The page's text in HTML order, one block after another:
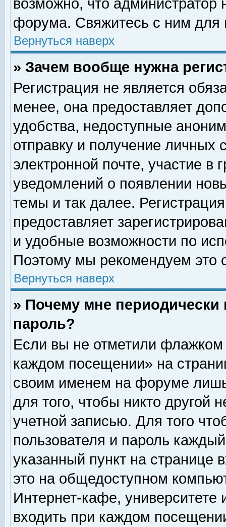
возможно, что
форума. Свяжитесь с ним для
Вернуться наверх
» Зачем вообще нужна
Регистрация не является
менее, она предоставляет
удобства, недоступные
отправку и получение личных
электронной почте, участие в
уведомлений о появлении
темы и так далее.
предоставляет
и удобные возможности по
Поэтому мы рекомендуем это
Вернуться наверх
» Почему мне
пароль?
Если вы не отметили флажком
каждом посещении» на
своим именем на форуме
для того, чтобы никто другой
учетной записью. Для того
пользователя и пароль
указанный пункт на
это на общедоступном
Интернет-кафе, университете
входить при каждом